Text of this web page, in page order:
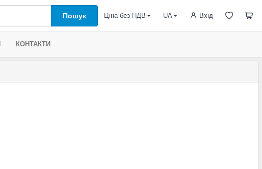
Пошук Вхід
Ціна без ПДВ UA
КОНТАКТИ